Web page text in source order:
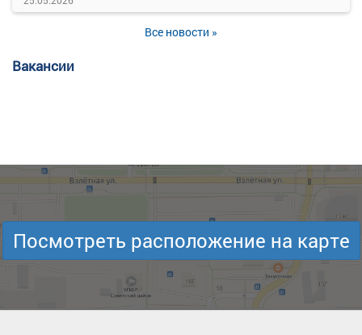
Все новости »
Вакансии
Посмотреть расположение на карте